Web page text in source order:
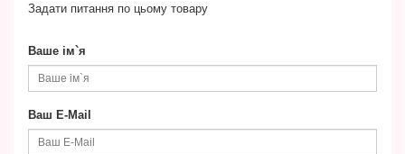
Задати питання по цьому товару
Ваше ім`я
Ваш E-Mail